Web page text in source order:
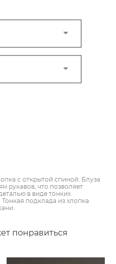
с открытой спиной. Блуза
рукавов, что позволяет
в виде тонких
подклада из хлопка
понравиться